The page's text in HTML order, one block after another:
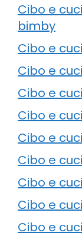
Cibo e
bimby
Cibo e
Cibo e
Cibo e
Cibo e
Cibo e
Cibo e
Cibo e
Cibo e
Cibo e